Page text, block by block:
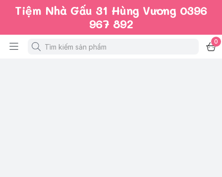
Tiệm Nhà Gấu 31 Hùng Vương 0396
967 892
0